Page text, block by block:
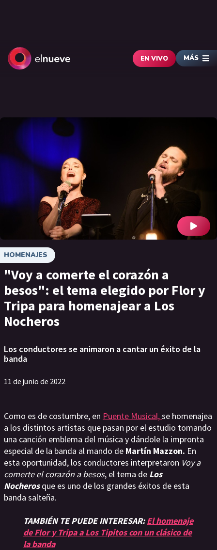
EN VIVO MÁS
HOMENAJES
"Voy a comerte el corazón a
besos": el tema elegido por Flor y
Tripa para homenajear a Los
Nocheros
Los conductores se animaron a cantar un éxito de la
banda
11 de junio de 2022
Como es de costumbre, en Puente Musical,se homenajea
a los distintos artistas que pasan por el estudio tomando
una canción emblema del música y dándole la impronta
especial de la banda al mando de Martín Mazzon. En
esta oportunidad, los conductores interpretaron Voy a
comerte el corazón a besos, el tema de Los
Nocheros que es uno de los grandes éxitos de esta
banda salteña.
TAMBIÉN TE PUEDE INTERESAR:El homenaje
de Flor y Tripa a Los Tipitos con un clásico de
la banda